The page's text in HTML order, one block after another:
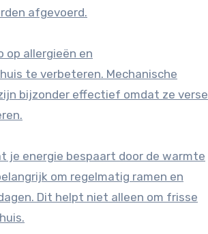
afgevoerd.
op allergieën en
te verbeteren. Mechanische
bijzonder effectief omdat ze verse
je energie bespaart door de warmte
om regelmatig ramen en
Dit helpt niet alleen om frisse